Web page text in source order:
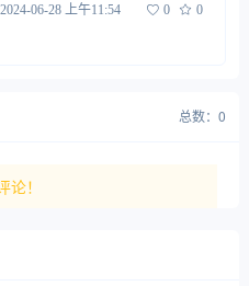
2024-06-28 上午11:54 0
0
总数：0
论！